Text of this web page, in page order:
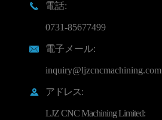

電話:
0731-85677499

電子メール:
inquiry@ljzcncmachining.com

アドレス:
LJZ CNC Machining Limited: